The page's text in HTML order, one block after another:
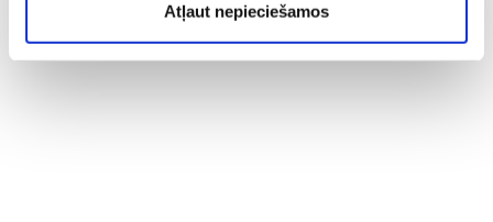
Atļaut nepieciešamos